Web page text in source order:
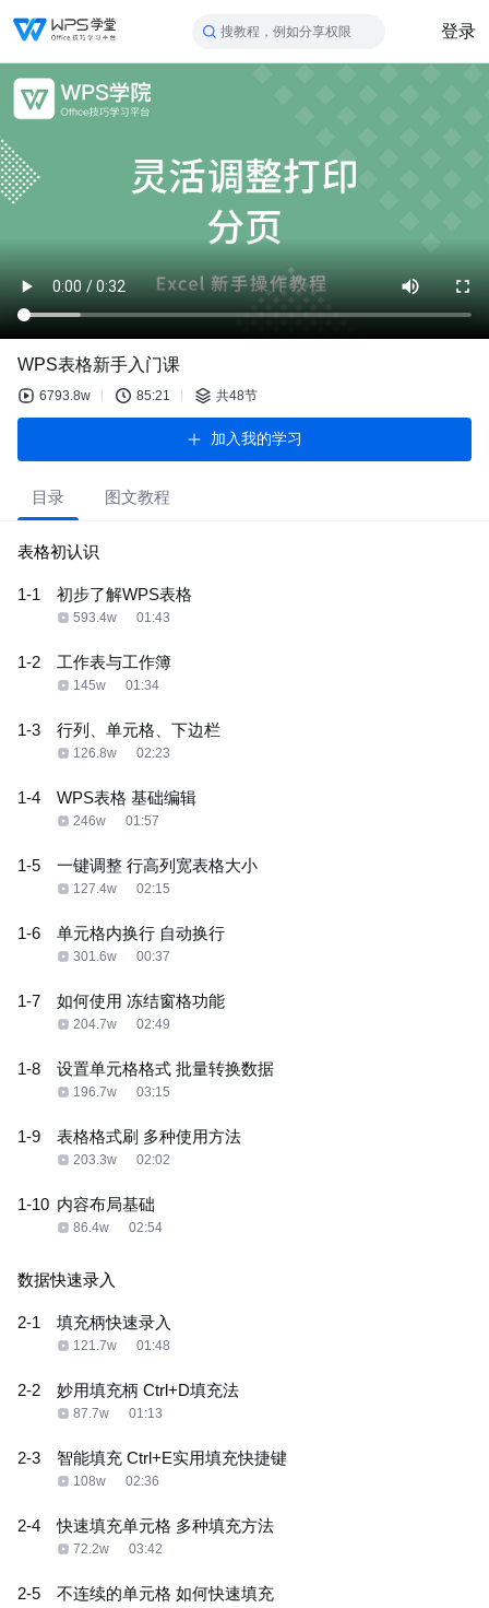
搜教程，例如分享权限 登录
WPS表格新手入门课
6793.8w 85:21 共48节
加入我的学习
目录 图文教程
表格初认识
1-1 初步了解WPS表格
593.4w 01:43
1-2 工作表与工作簿
145w 01:34
1-3 行列、单元格、下边栏
126.8w 02:23
1-4 WPS表格 基础编辑
246w 01:57
1-5 一键调整 行高列宽表格大小
127.4w 02:15
1-6 单元格内换行 自动换行
301.6w 00:37
1-7 如何使用 冻结窗格功能
204.7w 02:49
1-8 设置单元格格式 批量转换数据
196.7w 03:15
1-9 表格格式刷 多种使用方法
203.3w 02:02
1-10 内容布局基础
86.4w 02:54
数据快速录入
2-1 填充柄快速录入
121.7w 01:48
2-2 妙用填充柄 Ctrl+D填充法
87.7w 01:13
2-3 智能填充 Ctrl+E实用填充快捷键
108w 02:36
2-4 快速填充单元格 多种填充方法
72.2w 03:42
2-5 不连续的单元格 如何快速填充